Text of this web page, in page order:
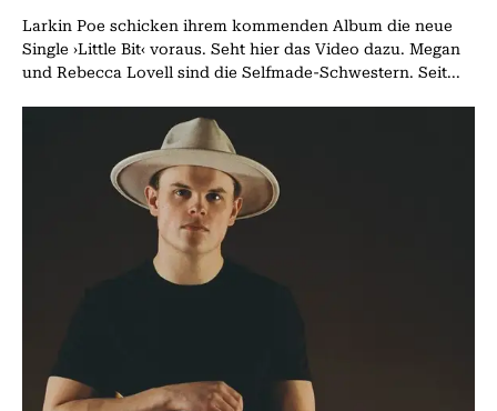
Larkin Poe schicken ihrem kommenden Album die neue
Single ›Little Bit‹ voraus. Seht hier das Video dazu. Megan
und Rebecca Lovell sind die Selfmade-Schwestern. Seit...